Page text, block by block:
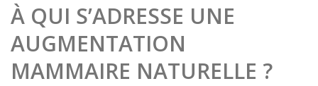
À QUI S’ADRESSE UNE
AUGMENTATION
MAMMAIRE NATURELLE ?